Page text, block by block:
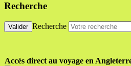
Recherche
Valider Recherche
Accès direct au voyage en